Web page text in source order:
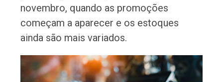
novembro, quando as promoções
começam a aparecer e os estoques
ainda são mais variados.